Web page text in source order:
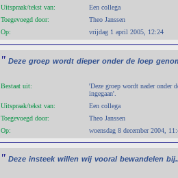
Uitspraak/tekst van:
Een collega
Toegevoegd door:
Theo Janssen
Op:
vrijdag 1 april 2005, 12:24
" Deze groep wordt dieper onder de loep
Bestaat uit:
'Deze groep wordt nader onder
ingegaan'.
Uitspraak/tekst van:
Een collega
Toegevoegd door:
Theo Janssen
Op:
woensdag 8 december 2004,
" Deze insteek willen wij vooral bewandelen